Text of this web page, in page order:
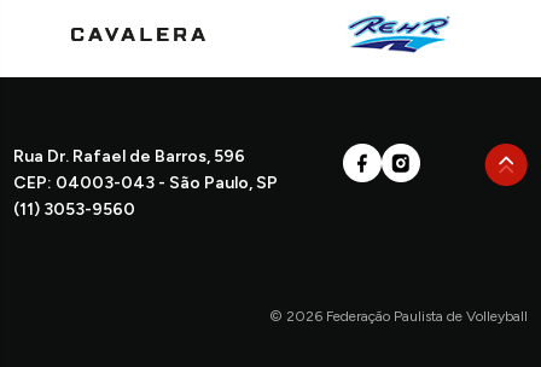
Rua Dr. Rafael de Barros, 596
CEP: 04003-043 - São Paulo, SP
(11) 3053-9560
© 2026 Federação Paulista de Volleyball